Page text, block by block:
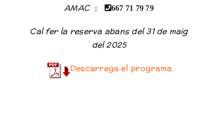
AMAC : 667 71 79 79
Cal fer la reserva abans del 31 de maig
del 2025
Descarrega el programa